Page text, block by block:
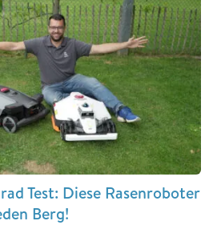
Test: Diese Rasenroboter
Berg!